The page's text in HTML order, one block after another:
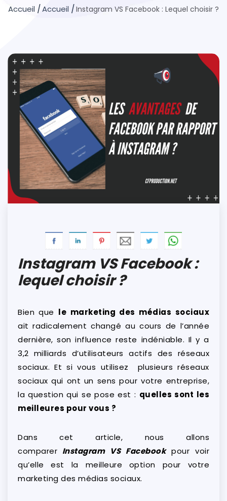
Instagram VS Facebook : Lequel choisir ?
Instagram VS Facebook :
lequel choisir ?
Bien que le marketing des médias sociaux
ait radicalement changé au cours de l’année
dernière, son influence reste indéniable. Il y a
3,2 milliards d’utilisateurs actifs des réseaux
sociaux. Et si vous utilisez plusieurs réseaux
sociaux qui ont un sens pour votre entreprise,
la question qui se pose est : quelles sont les
meilleures pour vous ?
Dans cet article, nous allons
comparer Instagram VS Facebookpour voir
qu’elle est la meilleure option pour votre
marketing des médias sociaux.